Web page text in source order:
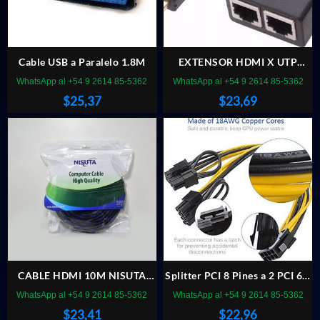
Cable USB a Paralelo 1.8M
$25,37
WhatsApp al +54 9 2614 85-5362
EXTENSOR HDMI X UTP
PASIVO
$23,69
WhatsApp al +54 9 2614 85-5362
CABLE HDMI 10M NISUTA
NS-CAHDMI10 DOBLE FILTRO
$23,41
WhatsApp al +54 9 2614 85-5362
Splitter PCI 8 Pines a 2 PCI 6 +
2 – Mineria
$22,96
WhatsApp al +54 9 2614 85-5362